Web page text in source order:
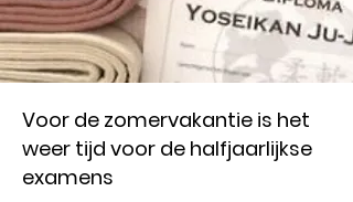
Voor de zomervakantie is het
weer tijd voor de halfjaarlijkse
examens